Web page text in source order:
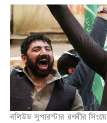
বলিউড সুপারস্টার রণবীর